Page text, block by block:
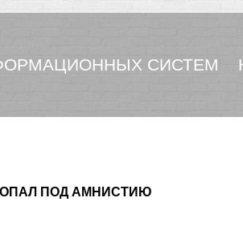
СИСТЕМ
ПОД АМНИСТИЮ